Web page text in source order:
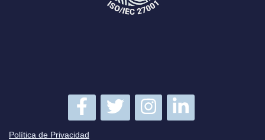
Política de Privacidad